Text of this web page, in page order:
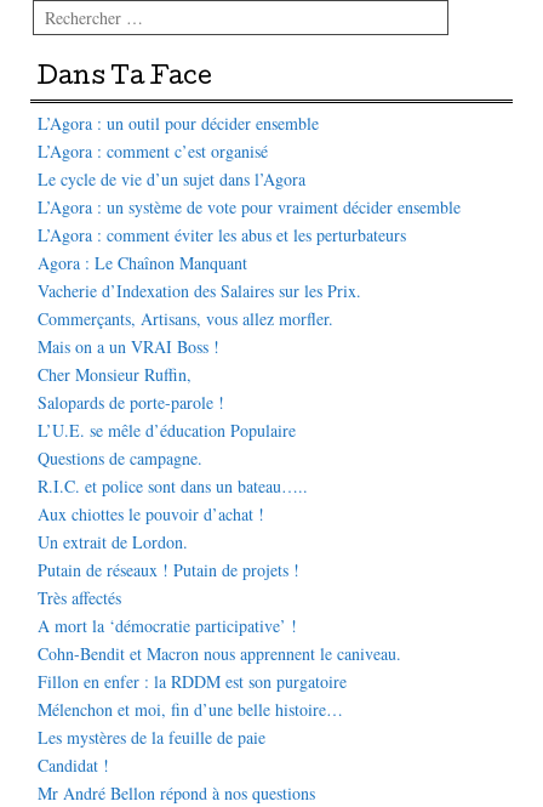
Rechercher
Dans Ta Face
L’Agora : un outil pour décider ensemble
L’Agora : comment c’est organisé
Le cycle de vie d’un sujet dans l’Agora
L’Agora : un système de vote pour vraiment décider ensemble
L’Agora : comment éviter les abus et les perturbateurs
Agora : Le Chaînon Manquant
Vacherie d’Indexation des Salaires sur les Prix.
Commerçants, Artisans, vous allez morfler.
Mais on a un VRAI Boss !
Cher Monsieur Ruffin,
Salopards de porte-parole !
L’U.E. se mêle d’éducation Populaire
Questions de campagne.
R.I.C. et police sont dans un bateau…..
Aux chiottes le pouvoir d’achat !
Un extrait de Lordon.
Putain de réseaux ! Putain de projets !
Très affectés
A mort la ‘démocratie participative’ !
Cohn-Bendit et Macron nous apprennent le caniveau.
Fillon en enfer : la RDDM est son purgatoire
Mélenchon et moi, fin d’une belle histoire…
Les mystères de la feuille de paie
Candidat !
Mr André Bellon répond à nos questions